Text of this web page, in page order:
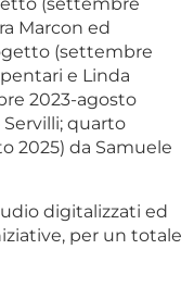
Marcon ed
(settembre
e Linda
2023-agosto
quarto
2025) da Samuele
digitalizzati ed
per un totale